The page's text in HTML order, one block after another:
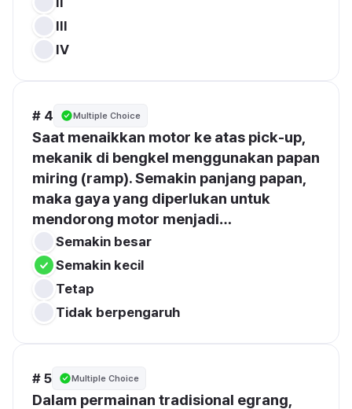
III
IV
# 4 Multiple Choice
Saat menaikkan motor ke atas pick-up,
mekanik di bengkel menggunakan papan
miring (ramp). Semakin panjang papan,
maka gaya yang diperlukan untuk
mendorong motor menjadi…
Tidak berpengaruh
# 5 Multiple Choice
Dalam permainan tradisional egrang,